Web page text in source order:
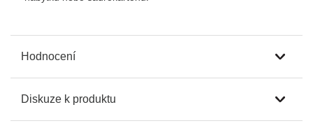
Hodnocení
Diskuze k produktu